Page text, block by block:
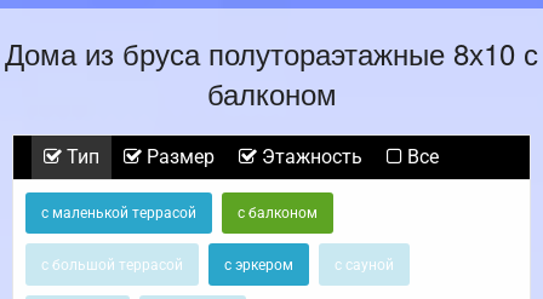
Дома из бруса полутораэтажные 8х10 с
балконом
Тип Размер Этажность Все
с маленькой террасой с балконом
с большой террасой с эркером с сауной